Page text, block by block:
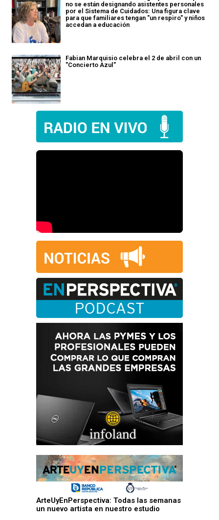
no se están designando asistentes personales
por el Sistema de Cuidados: Una figura clave
para que familiares tengan "un respiro" y niños
accedan a educación
Fabian Marquisio celebra el 2 de abril con un
"Concierto Azul"
ArteUyEnPerspectiva: Todas las semanas
un nuevo artista en nuestro estudio